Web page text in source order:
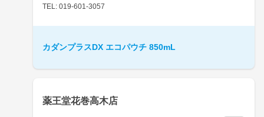
TEL: 019-601-3057
カダンプラスDX エコパウチ 850mL
薬王堂花巻高木店